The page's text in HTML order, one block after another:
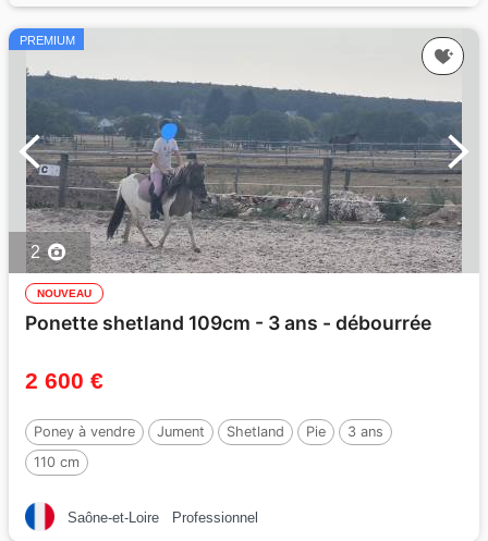
PREMIUM
2
NOUVEAU
Ponette shetland 109cm - 3 ans - débourrée
2 600 €
Poney à vendre Jument Shetland Pie
3 ans
110 cm
Saône-et-Loire Professionnel